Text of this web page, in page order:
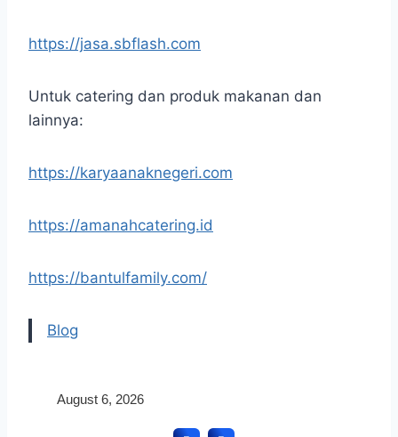
https://jasa.sbflash.com
Untuk catering dan produk makanan dan
lainnya:
https://karyaanaknegeri.com
https://amanahcatering.id
https://bantulfamily.com/
Blog